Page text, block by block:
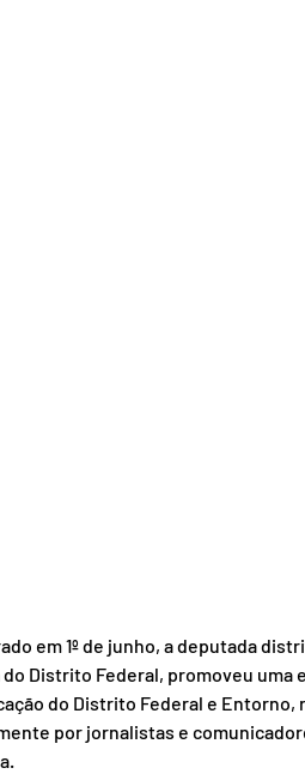
em 1º de junho, a deputada
do Distrito Federal, promoveu
do Distrito Federal e Entorno,
por jornalistas e